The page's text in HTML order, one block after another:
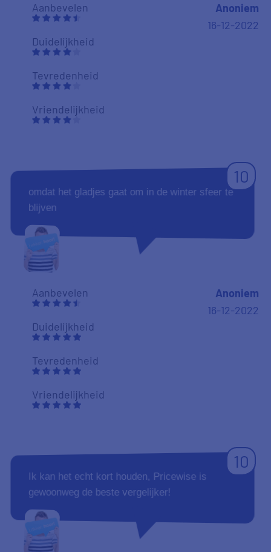
Aanbevelen
Duidelijkheid
Tevredenheid
Vriendelijkheid
Anoniem
16-12-2022
10
omdat het gladjes gaat om in de winter sfeer te
blijven
Aanbevelen
Duidelijkheid
Tevredenheid
Vriendelijkheid
Anoniem
16-12-2022
10
Ik kan het echt kort houden, Pricewise is
gewoonweg de beste vergelijker!